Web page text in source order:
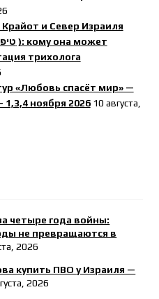
и Север Израиля
трихолога
«Любовь спасёт мир» —
ноября 2026 10 августа,
четыре года войны:
не превращаются в
2026
купить ПВО у Израиля —
2026